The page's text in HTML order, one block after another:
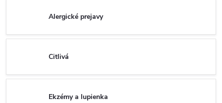
Alergické prejavy
Citlivá
Ekzémy a lupienka